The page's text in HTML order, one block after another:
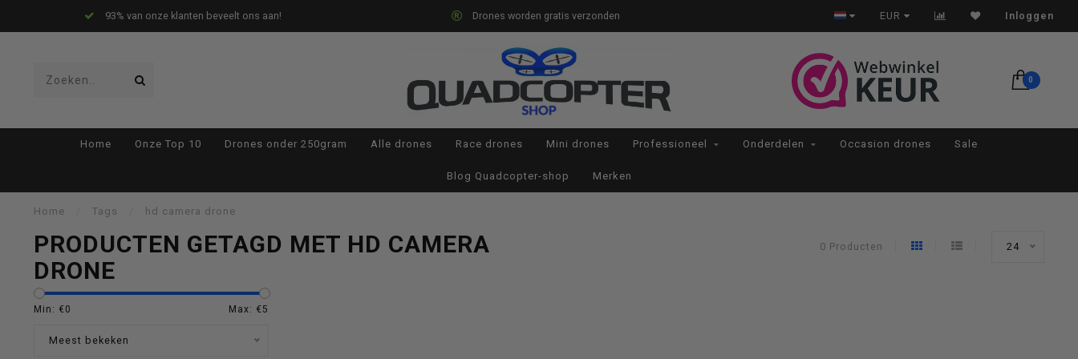
93% van onze klanten beveelt ons aan! Drones worden gratis verzonden Op werkdagen voor 22:00 besteld, morgen in huis*
EUR Inloggen
0
Home Onze Top 10 Drones onder 250gram Alle drones Race drones Mini drones Professioneel Onderdelen Occasion drones Sale
Blog Quadcopter-shop Merken
Home Tags hd camera drone
PRODUCTEN GETAGD MET HD CAMERA
DRONE
0 Producten 24
Min: €0 Max: €5
Meest bekeken